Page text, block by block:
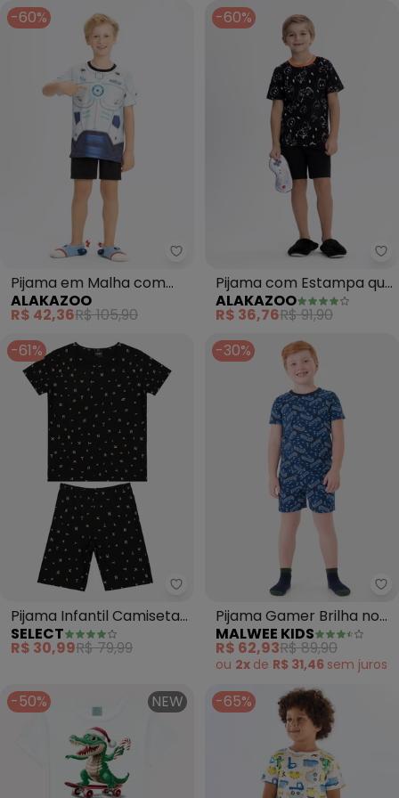
-60%
Alakazoo - Pijama em Malha
Pijama em Malha com
Camiseta e Bermuda
(Preto)
ALAKAZOO
R$ 42,36R$ 105,90
-60%
Pijama com Estampa que
Brilha no Escuro (Preto)
ALAKAZOO
R$ 36,76R$ 91,90
-61%
Select - Pijama Infantil
Pijama Infantil Camiseta
e Bermuda (Preto)
SELECT
R$ 30,99R$ 79,99
-30%
Pijama Gamer Brilha no
Escuro (Azul)
MALWEE KIDS
R$ 62,93R$ 89,90
ou 2x de R$ 31,46 sem juros
-50% NEW -65%